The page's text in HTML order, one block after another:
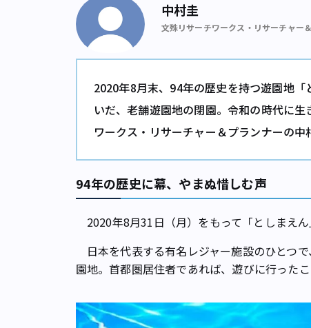
中村圭
文殊リサーチワークス・リサーチャー
2020年8月末、94年の歴史を持つ遊園地
いだ、老舗遊園地の閉園。令和の時代に
ワークス・リサーチャー＆プランナーの中
94年の歴史に幕、やまぬ惜しむ声
2020年8月31日（月）をもって「としまえん
日本を代表する有名レジャー施設のひとつ
園地。首都圏居住者であれば、遊びに行った